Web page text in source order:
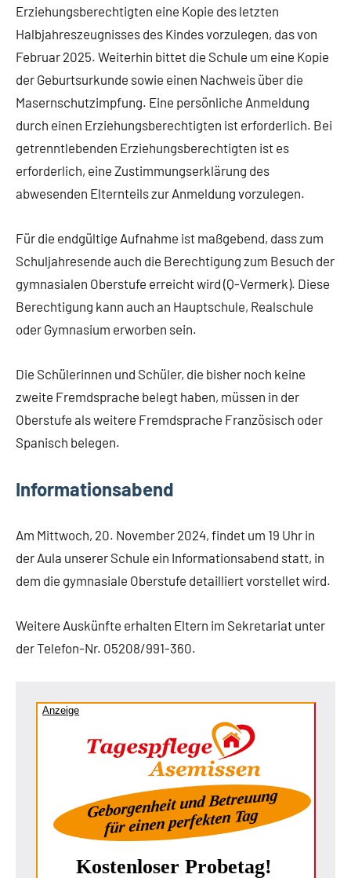
Erziehungsberechtigten eine Kopie des letzten
Halbjahreszeugnisses des Kindes vorzulegen, das von
Februar 2025. Weiterhin bittet die Schule um eine Kopie
der Geburtsurkunde sowie einen Nachweis über die
Masernschutzimpfung. Eine persönliche Anmeldung
durch einen Erziehungsberechtigten ist erforderlich. Bei
getrenntlebenden Erziehungsberechtigten ist es
erforderlich, eine Zustimmungserklärung des
abwesenden Elternteils zur Anmeldung vorzulegen.
Für die endgültige Aufnahme ist maßgebend, dass zum
Schuljahresende auch die Berechtigung zum Besuch der
gymnasialen Oberstufe erreicht wird (Q-Vermerk). Diese
Berechtigung kann auch an Hauptschule, Realschule
oder Gymnasium erworben sein.
Die Schülerinnen und Schüler, die bisher noch keine
zweite Fremdsprache belegt haben, müssen in der
Oberstufe als weitere Fremdsprache Französisch oder
Spanisch belegen.
Informationsabend
Am Mittwoch, 20. November 2024, findet um 19 Uhr in
der Aula unserer Schule ein Informationsabend statt, in
dem die gymnasiale Oberstufe detailliert vorstellet wird.
Weitere Auskünfte erhalten Eltern im Sekretariat unter
der Telefon-Nr. 05208/991-360.
Anzeige
Geborgenheit und Betreuung
für einen perfekten Tag
Kostenloser Probetag!